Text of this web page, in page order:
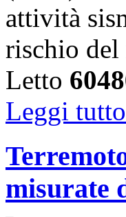
attività
rischio
Letto
Leggi
misurate